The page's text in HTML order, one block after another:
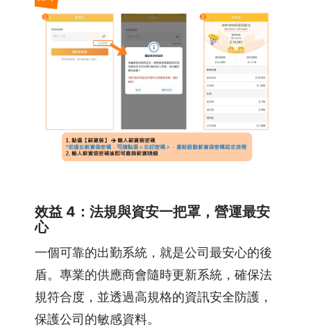
效益 4：法規與資安一把罩，營運最安
心
一個可靠的出勤系統，就是公司最安心的後
盾。專業的供應商會隨時更新系統，確保法
規符合度，並透過高規格的資訊安全防護，
保護公司的敏感資料。